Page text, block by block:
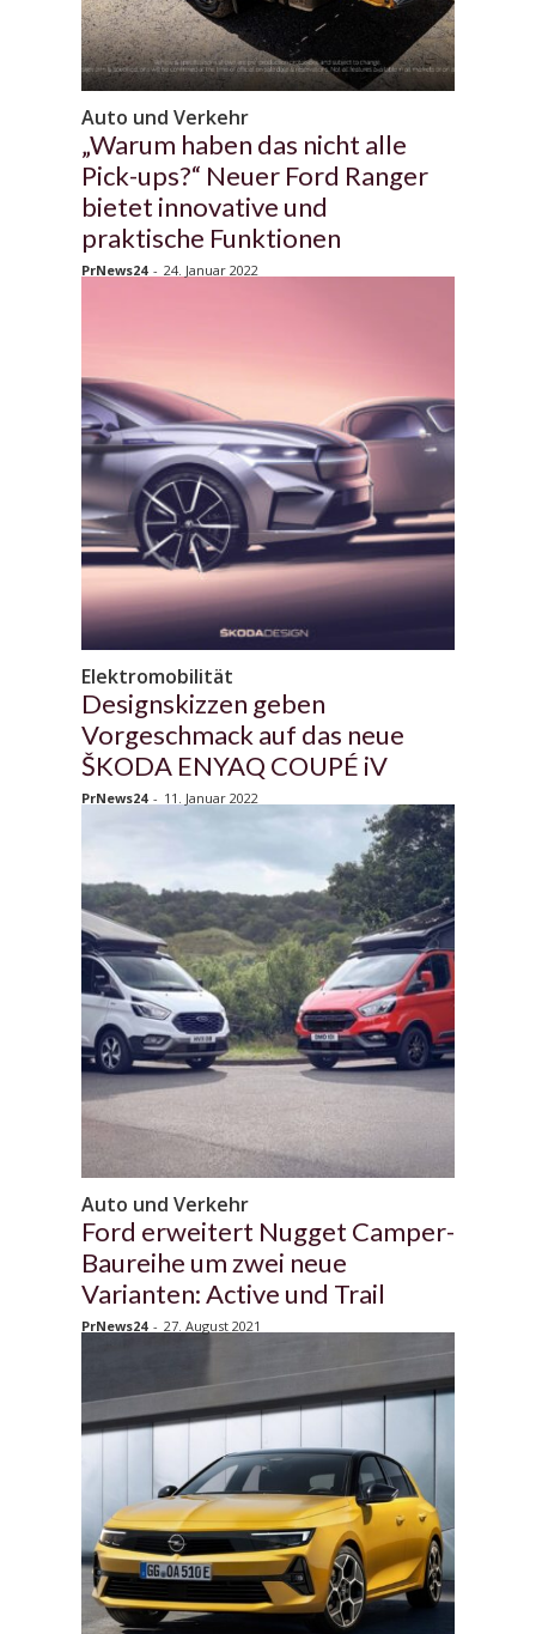
Auto und Verkehr
„Warum haben das nicht alle
Pick-ups?“ Neuer Ford Ranger
bietet innovative und
praktische Funktionen
PrNews24 - 24. Januar 2022
Elektromobilität
Designskizzen geben
Vorgeschmack auf das neue
ŠKODA ENYAQ COUPÉ iV
PrNews24 - 11. Januar 2022
Auto und Verkehr
Ford erweitert Nugget Camper-
Baureihe um zwei neue
Varianten: Active und Trail
PrNews24 - 27. August 2021